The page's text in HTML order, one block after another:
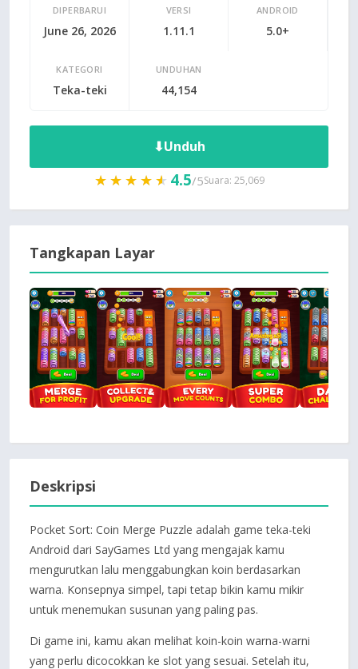
DIPERBARUI
June 26, 2026
VERSI
1.11.1
ANDROID
5.0+
KATEGORI
Teka-teki
UNDUHAN
44,154
⬇Unduh
★★★★★
★★★★★ 4.5/5Suara: 25,069
Tangkapan Layar
Deskripsi
Pocket Sort: Coin Merge Puzzle adalah game teka-teki
Android dari SayGames Ltd yang mengajak kamu
mengurutkan lalu menggabungkan koin berdasarkan
warna. Konsepnya simpel, tapi tetap bikin kamu mikir
untuk menemukan susunan yang paling pas.
Di game ini, kamu akan melihat koin-koin warna-warni
yang perlu dicocokkan ke slot yang sesuai. Setelah itu,